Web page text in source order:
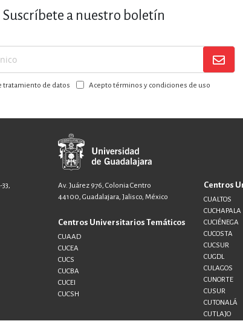
Suscríbete a nuestro boletín
tratamiento de datos Acepto términos y condiciones de uso
Av. Juárez 976, Colonia Centro
44100, Guadalajara, Jalisco, México
Centros Universitarios Temáticos
CUAAD
CUCEA
CUCS
CUCBA
CUCEI
CUCSH
Centros
CUALTOS
CUCHAPALA
CUCIÉNEGA
CUCOSTA
CUCSUR
CUGDL
CULAGOS
CUNORTE
CUSUR
CUTONALÁ
CUTLAJO